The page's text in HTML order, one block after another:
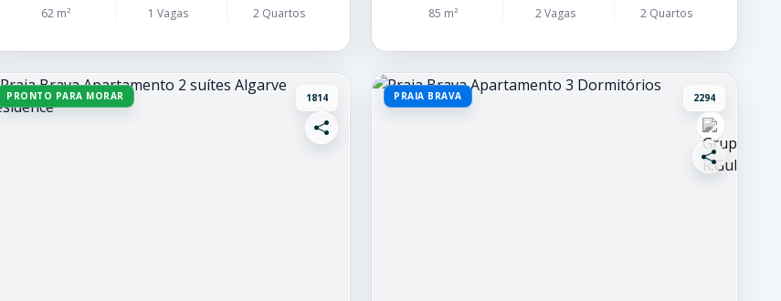
62 m² 1 Vagas 2 Quartos 85 m² 2 Vagas 2 Quartos
PRONTO PARA MORAR 1814 PRAIA BRAVA 2294